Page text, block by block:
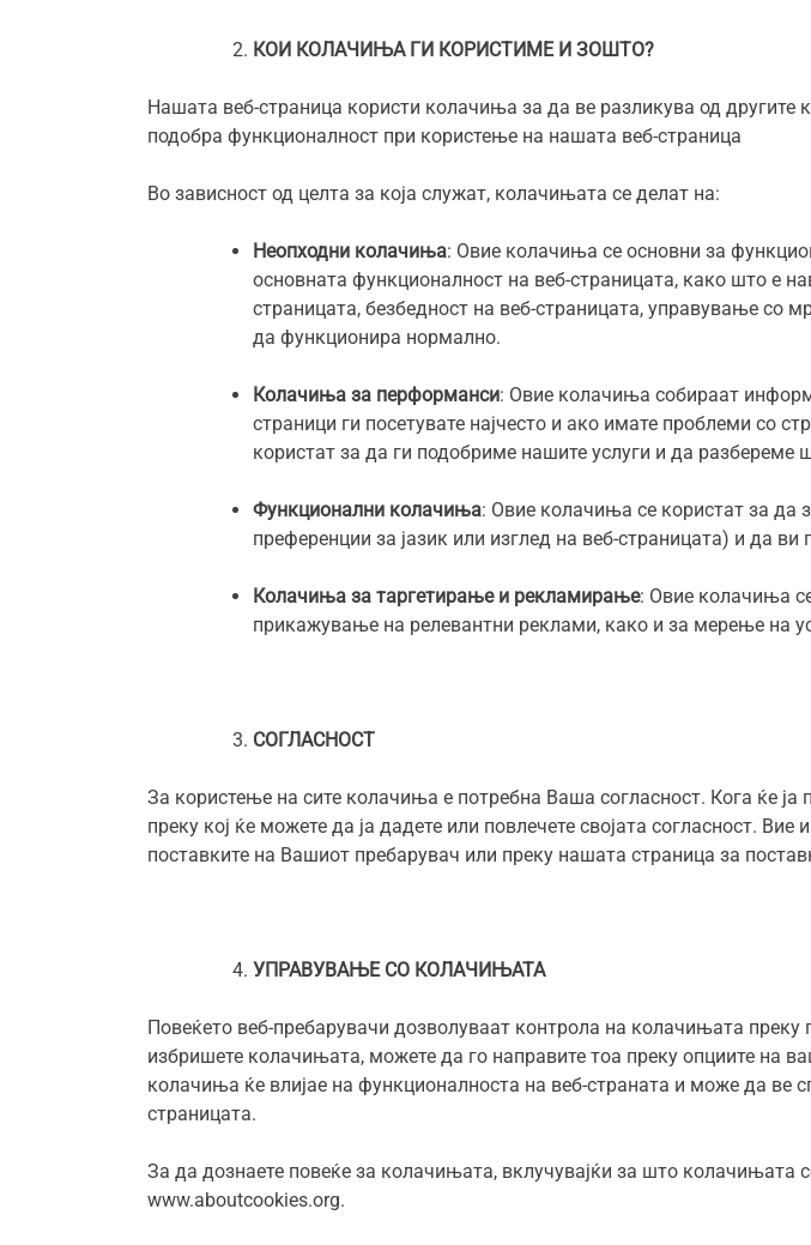
КОИ КОЛАЧИЊА ГИ КОРИСТИМЕ И ЗОШТО?
Нашата веб-страница користи колачиња за да ве разликува од
подобра функционалност при користење на нашата веб-страница
Во зависност од целта за која служат, колачињата се делат на:
Неопходни колачиња: Овие колачиња се основни за
основната функционалност на веб-страницата, како што е
страницата, безбедност на веб-страницата, управување со
да функционира нормално.
Колачиња за перформанси: Овие колачиња собираат
страници ги посетувате најчесто и ако имате проблеми со
користат за да ги подобриме нашите услуги и да разбереме
Функционални колачиња: Овие колачиња се користат за да
преференции за јазик или изглед на веб-страницата) и да
Колачиња за таргетирање и рекламирање: Овие колачиња
прикажување на релевантни реклами, како и за мерење на
СОГЛАСНОСТ
За користење на сите колачиња е потребна Ваша согласност. Кога ќе
преку кој ќе можете да ја дадете или повлечете својата согласност.
поставките на Вашиот пребарувач или преку нашата страница за
УПРАВУВАЊЕ СО КОЛАЧИЊАТА
Повеќето веб-пребарувачи дозволуваат контрола на колачињата преку
избришете колачињата, можете да го направите тоа преку опциите на
колачиња ќе влијае на функционалноста на веб-страната и може да ве
страницата.
За да дознаете повеќе за колачињата, вклучувајќи за што колачињата
www.aboutcookies.org.